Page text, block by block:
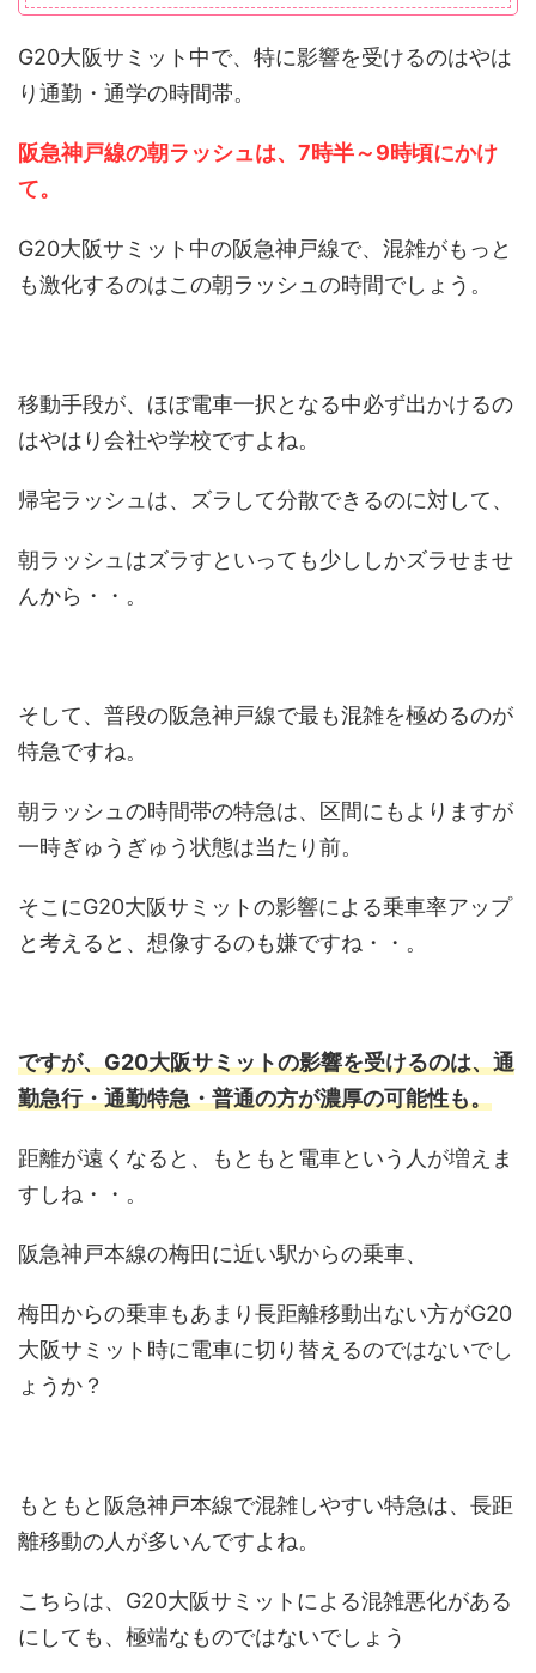
G20大阪サミット中で、特に影響を受けるのはやは
り通勤・通学の時間帯。
阪急神戸線の朝ラッシュは、7時半～9時頃にかけ
て。
G20大阪サミット中の阪急神戸線で、混雑がもっと
も激化するのはこの朝ラッシュの時間でしょう。
移動手段が、ほぼ電車一択となる中必ず出かけるの
はやはり会社や学校ですよね。
帰宅ラッシュは、ズラして分散できるのに対して、
朝ラッシュはズラすといっても少ししかズラせませ
んから・・。
そして、普段の阪急神戸線で最も混雑を極めるのが
特急ですね。
朝ラッシュの時間帯の特急は、区間にもよりますが
一時ぎゅうぎゅう状態は当たり前。
そこにG20大阪サミットの影響による乗車率アップ
と考えると、想像するのも嫌ですね・・。
ですが、G20大阪サミットの影響を受けるのは、通
勤急行・通勤特急・普通の方が濃厚の可能性も。
距離が遠くなると、もともと電車という人が増えま
すしね・・。
阪急神戸本線の梅田に近い駅からの乗車、
梅田からの乗車もあまり長距離移動出ない方がG20
大阪サミット時に電車に切り替えるのではないでし
ょうか？
もともと阪急神戸本線で混雑しやすい特急は、長距
離移動の人が多いんですよね。
こちらは、G20大阪サミットによる混雑悪化がある
にしても、極端なものではないでしょう